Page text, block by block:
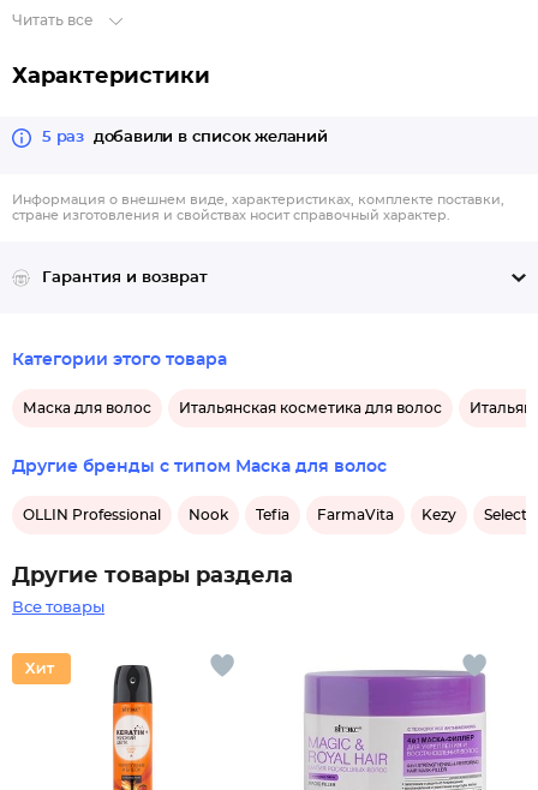
Читать все
Характеристики
5 раз добавили в список желаний
Информация о внешнем виде, характеристиках, комплекте поставки,
стране изготовления и свойствах носит справочный характер.
Гарантия и возврат
Категории этого товара
Маска для волос Итальянская косметика для волос
Другие бренды с типом Маска для волос
OLLIN Professional Nook Tefia FarmaVita Kezy
Другие товары раздела
Все товары